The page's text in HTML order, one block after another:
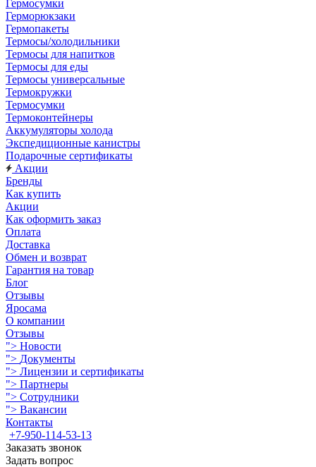
Гермосумки
Герморюкзаки
Гермопакеты
Термосы/холодильники
Термосы для напитков
Термосы для еды
Термосы универсальные
Термокружки
Термосумки
Термоконтейнеры
Аккумуляторы холода
Экспедиционные канистры
Подарочные сертификаты
Акции
Бренды
Как купить
Акции
Как оформить заказ
Оплата
Доставка
Обмен и возврат
Гарантия на товар
Блог
Отзывы
Яросама
О компании
Отзывы
"> Новости
"> Документы
"> Лицензии и сертификаты
"> Партнеры
"> Сотрудники
"> Вакансии
Контакты
+7-950-114-53-13
Заказать звонок
Задать вопрос